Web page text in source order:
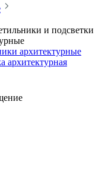
и подсветки
архитектурные
архитектурная